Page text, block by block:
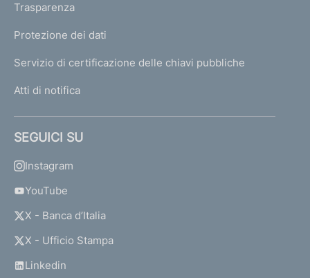
Trasparenza
Protezione dei dati
Servizio di certificazione delle chiavi pubbliche
Atti di notifica
SEGUICI SU
Instagram
YouTube
X - Banca d’Italia
X - Ufficio Stampa
Linkedin